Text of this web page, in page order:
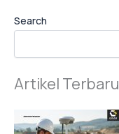
Search
Artikel Terbaru